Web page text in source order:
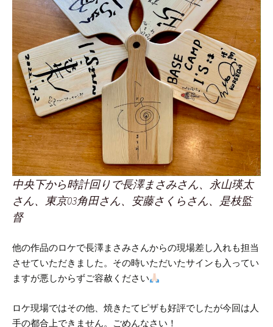
中央下から時計回りで長澤まさみさん、永山瑛太
さん、東京03角田さん、安藤さくらさん、是枝監
督
他の作品のロケで長澤まさみさんからの現場差し入れも担当
させていただきました。 その時いただいたサインも入ってい
ますが悪しからずご容赦ください
ロケ現場ではその他、焼きたてピザも好評でしたが今回は人
手の都合上できません。ごめんなさい！